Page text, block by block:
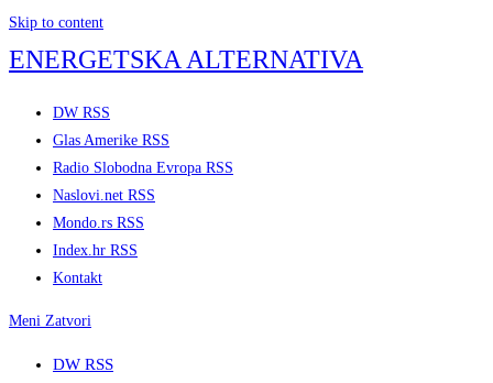
Skip to content
ENERGETSKA ALTERNATIVA
DW RSS
Glas Amerike RSS
Radio Slobodna Evropa RSS
Naslovi.net RSS
Mondo.rs RSS
Index.hr RSS
Kontakt
Meni Zatvori
DW RSS